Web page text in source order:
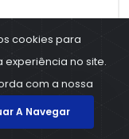
Rurais
cookies para
no site.
com a nossa
A Navegar